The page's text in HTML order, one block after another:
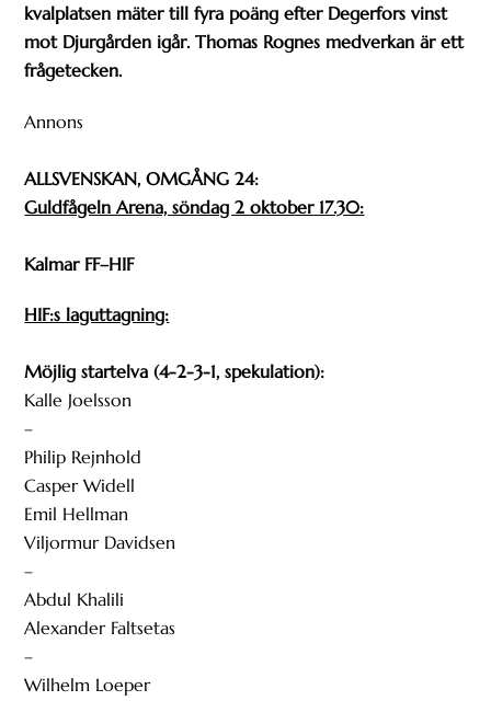
kvalplatsen mäter till fyra poäng efter Degerfors vinst
mot Djurgården igår. Thomas Rognes medverkan är ett
frågetecken.
Annons
ALLSVENSKAN, OMGÅNG 24:
Guldfågeln Arena, söndag 2 oktober 17.30:
Kalmar FF–HIF
HIF:s laguttagning:
Möjlig startelva (4-2-3-1, spekulation):
Kalle Joelsson
–
Philip Rejnhold
Casper Widell
Emil Hellman
Viljormur Davidsen
–
Abdul Khalili
Alexander Faltsetas
–
Wilhelm Loeper